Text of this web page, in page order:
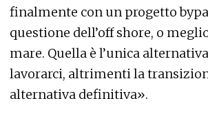
finalmente con un progetto
questione dell’off shore, o
mare. Quella è l’unica
lavorarci, altrimenti la
alternativa definitiva».